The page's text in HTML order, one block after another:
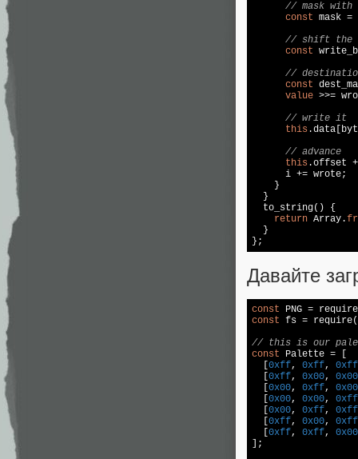
// mask
const mask =
// shift the
const
//
const
value >>=
// write it
this
// advance
this .offset
      i += wrote;
    }
  }
  to_string() {
return Array.
  }
};
Давайте
const PNG = require
const fs = require(
// this is our
const Palette = [
0xff, 0xff, 0xff
0xff, 0x00, 0x00
0x00, 0xff, 0x00
0x00, 0x00, 0xff
0x00, 0xff, 0xff
0xff, 0x00, 0xff
0xff, 0xff, 0x00
];